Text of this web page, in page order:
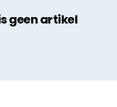
geen artikel